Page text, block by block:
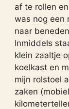
af te rollen
was nog een
naar
Inmiddels
klein zaaltje
koelkast en
mijn rolstoel
zaken